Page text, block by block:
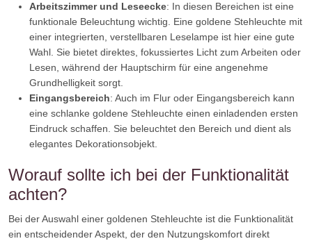
Arbeitszimmer und Leseecke: In diesen Bereichen ist eine
funktionale Beleuchtung wichtig. Eine goldene Stehleuchte mit
einer integrierten, verstellbaren Leselampe ist hier eine gute
Wahl. Sie bietet direktes, fokussiertes Licht zum Arbeiten oder
Lesen, während der Hauptschirm für eine angenehme
Grundhelligkeit sorgt.
Eingangsbereich: Auch im Flur oder Eingangsbereich kann
eine schlanke goldene Stehleuchte einen einladenden ersten
Eindruck schaffen. Sie beleuchtet den Bereich und dient als
elegantes Dekorationsobjekt.
Worauf sollte ich bei der Funktionalität
achten?
Bei der Auswahl einer goldenen Stehleuchte ist die Funktionalität
ein entscheidender Aspekt, der den Nutzungskomfort direkt